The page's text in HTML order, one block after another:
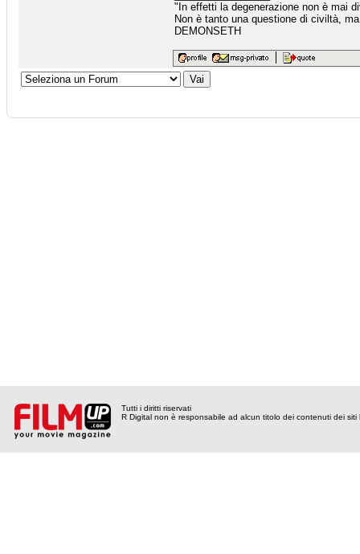
"In effetti la degenerazione non è mai
Non è tanto una questione di civiltà,
DEMONSETH
Tutti i diritti riservati
R Digital non è responsabile ad alcun titolo dei contenuti dei siti